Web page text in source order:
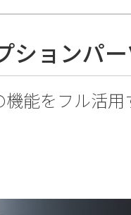
ョンパー
能をフル活用